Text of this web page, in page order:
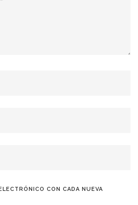
CON CADA NUEVA